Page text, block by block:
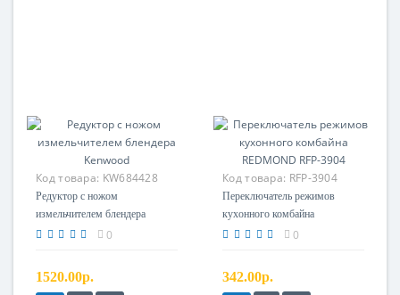
Код товара: KW684428
Редуктор с ножом
измельчителем блендера
Kenwood
0
1520.00р.
Код товара: RFP-3904
Переключатель режимов
Переключатель режимов
кухонного комбайна
REDMOND RFP-3904
0
342.00р.